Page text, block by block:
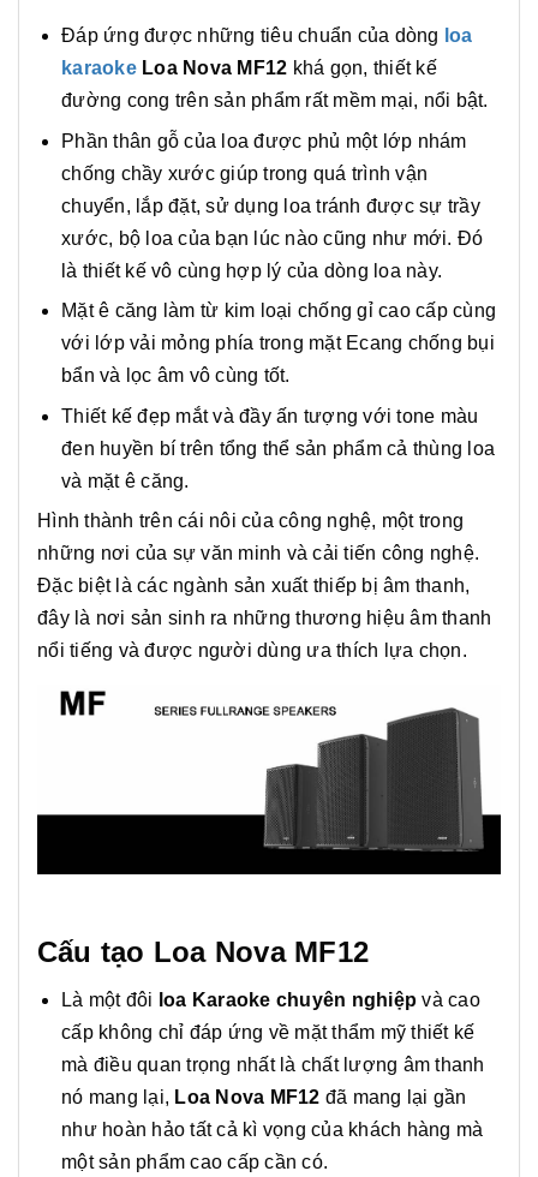
Đáp ứng được những tiêu chuẩn của dòng loa
karaoke Loa Nova MF12 khá gọn, thiết kế
đường cong trên sản phẩm rất mềm mại, nổi bật.
Phần thân gỗ của loa được phủ một lớp nhám
chống chầy xước giúp trong quá trình vận
chuyển, lắp đặt, sử dụng loa tránh được sự trầy
xước, bộ loa của bạn lúc nào cũng như mới. Đó
là thiết kế vô cùng hợp lý của dòng loa này.
Mặt ê căng làm từ kim loại chống gỉ cao cấp cùng
với lớp vải mỏng phía trong mặt Ecang chống bụi
bẩn và lọc âm vô cùng tốt.
Thiết kế đẹp mắt và đầy ấn tượng với tone màu
đen huyền bí trên tổng thể sản phẩm cả thùng loa
và mặt ê căng.
Hình thành trên cái nôi của công nghệ, một trong
những nơi của sự văn minh và cải tiến công nghệ.
Đặc biệt là các ngành sản xuất thiếp bị âm thanh,
đây là nơi sản sinh ra những thương hiệu âm thanh
nổi tiếng và được người dùng ưa thích lựa chọn.
Cấu tạo Loa Nova MF12
Là một đôi loa Karaoke chuyên nghiệp và cao
cấp không chỉ đáp ứng về mặt thẩm mỹ thiết kế
mà điều quan trọng nhất là chất lượng âm thanh
nó mang lại, Loa Nova MF12 đã mang lại gần
như hoàn hảo tất cả kì vọng của khách hàng mà
một sản phẩm cao cấp cần có.